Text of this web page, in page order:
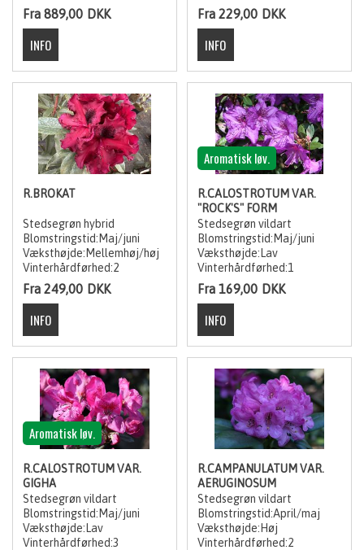
Fra 889,00 DKK Fra 229,00 DKK
R.BROKAT
Stedsegrøn hybrid
Blomstringstid:Maj/juni
Væksthøjde:Mellemhøj/høj
Vinterhårdførhed:2
Fra 249,00 DKK
Aromatisk løv.
R.CALOSTROTUM VAR.
"ROCK'S" FORM
Stedsegrøn vildart
Blomstringstid:Maj/juni
Væksthøjde:Lav
Vinterhårdførhed:1
Fra 169,00 DKK
Aromatisk løv.
R.CALOSTROTUM VAR.
GIGHA
Stedsegrøn vildart
Blomstringstid:Maj/juni
Væksthøjde:Lav
Vinterhårdførhed:3
R.CAMPANULATUM VAR.
AERUGINOSUM
Stedsegrøn vildart
Blomstringstid:April/maj
Væksthøjde:Høj
Vinterhårdførhed:2